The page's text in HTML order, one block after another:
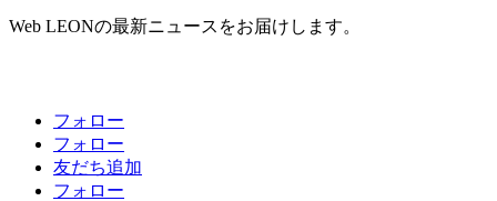
Web LEONの最新ニュースをお届けします。
フォロー
フォロー
友だち追加
フォロー